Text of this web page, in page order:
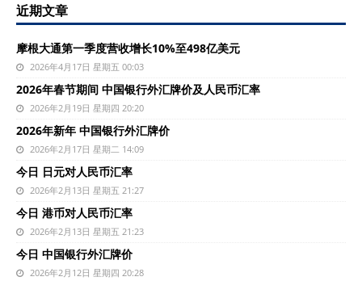
近期文章
摩根大通第一季度营收增长10%至498亿美元
2026年4月17日 星期五 00:03
2026年春节期间 中国银行外汇牌价及人民币汇率
2026年2月19日 星期四 20:20
2026年新年 中国银行外汇牌价
2026年2月17日 星期二 14:09
今日 日元对人民币汇率
2026年2月13日 星期五 21:27
今日 港币对人民币汇率
2026年2月13日 星期五 21:23
今日 中国银行外汇牌价
2026年2月12日 星期四 20:28